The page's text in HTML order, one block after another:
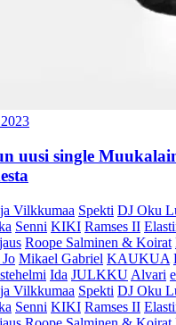
uusi single
Vilkkumaa Spekti DJ Oku
Senni KIKI Ramses II
Roope Salminen & Koirat
Mikael Gabriel KAUKUA
Ida JULKKU Alvari
Vilkkumaa Spekti DJ Oku
Senni KIKI Ramses II